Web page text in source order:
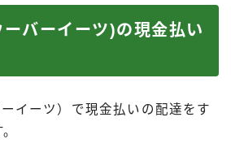
バーイーツ)の現金払い
イーツ）で現金払いの配達をす